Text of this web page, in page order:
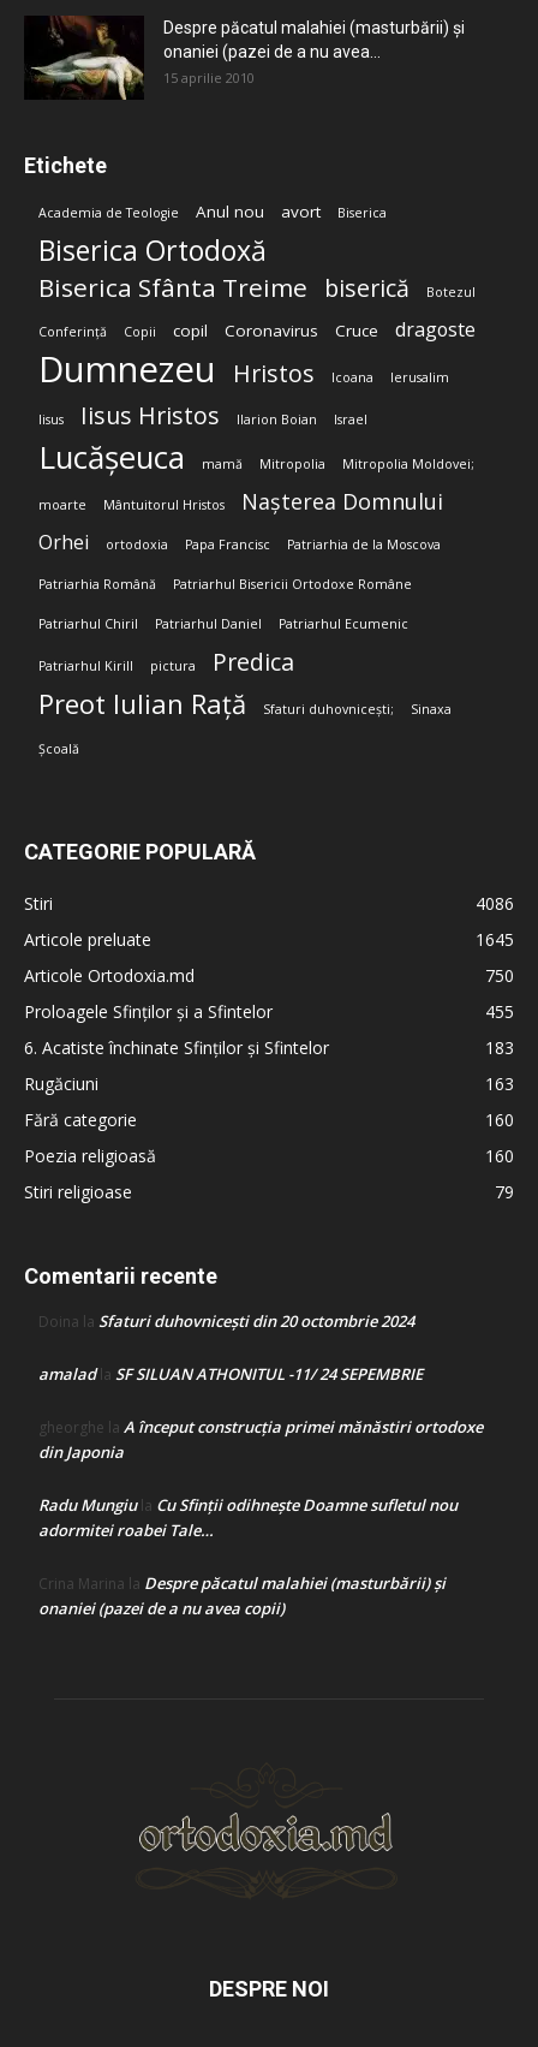
Despre păcatul malahiei (masturbării) şi
onaniei (pazei de a nu avea...
15 aprilie 2010
Etichete
Academia de Teologie Anul nou avort Biserica
Biserica Ortodoxă
Biserica Sfânta Treime biserică Botezul
Conferință Copii copil Coronavirus Cruce dragoste
Dumnezeu Hristos Icoana Ierusalim
Iisus Iisus Hristos Ilarion Boian Israel
Lucășeuca mamă Mitropolia Mitropolia Moldovei;
moarte Mântuitorul Hristos Nașterea Domnului
Orhei ortodoxia Papa Francisc Patriarhia de la Moscova
Patriarhia Română Patriarhul Bisericii Ortodoxe Române
Patriarhul Chiril Patriarhul Daniel Patriarhul Ecumenic
Patriarhul Kirill pictura Predica
Preot Iulian Rață Sfaturi duhovnicești; Sinaxa
Școală
CATEGORIE POPULARĂ
Stiri
4086
Articole preluate
1645
Articole Ortodoxia.md
750
Proloagele Sfinților și a Sfintelor
455
6. Acatiste închinate Sfinților și Sfintelor
183
Rugăciuni
163
Fără categorie
160
Poezia religioasă
160
Stiri religioase
79
Comentarii recente
Doina la Sfaturi duhovnicești din 20 octombrie 2024
amaladla SF SILUAN ATHONITUL -11/ 24 SEPEMBRIE
gheorghe la A început construcţia primei mănăstiri ortodoxe
din Japonia
Radu Mungiula Cu Sfinții odihnește Doamne sufletul nou
adormitei roabei Tale…
Crina Marina la Despre păcatul malahiei (masturbării) şi
onaniei (pazei de a nu avea copii)
DESPRE NOI